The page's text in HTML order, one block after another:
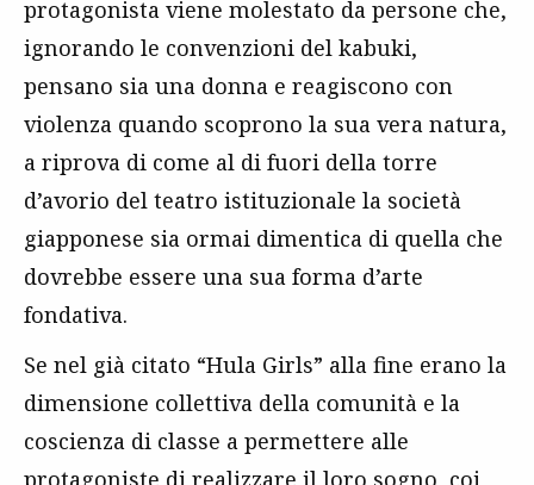
protagonista viene molestato da persone che,
ignorando le convenzioni del kabuki,
pensano sia una donna e reagiscono con
violenza quando scoprono la sua vera natura,
a riprova di come al di fuori della torre
d’avorio del teatro istituzionale la società
giapponese sia ormai dimentica di quella che
dovrebbe essere una sua forma d’arte
fondativa.
Se nel già citato “Hula Girls” alla fine erano la
dimensione collettiva della comunità e la
coscienza di classe a permettere alle